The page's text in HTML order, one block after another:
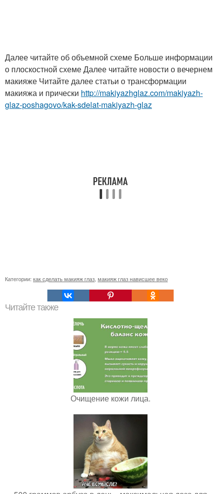
Далее читайте об объемной схеме Больше информации
о плоскостной схеме Далее читайте новости о вечернем
макияже Читайте далее статьи о трансформации
макияжа и прически http://makiyazhglaz.com/makiyazh-
glaz-poshagovo/kak-sdelat-makiyazh-glaz
Категории: как сделать макияж глаз, макияж глаз нависшее веко
Читайте также
Очищение кожи лица.